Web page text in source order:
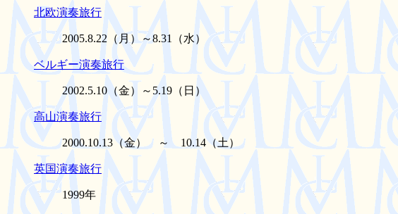
北欧演奏旅行
2005.8.22（月）～8.31（水）
ベルギー演奏旅行
2002.5.10（金）～5.19（日）
高山演奏旅行
2000.10.13（金） ～ 10.14（土）
英国演奏旅行
1999年